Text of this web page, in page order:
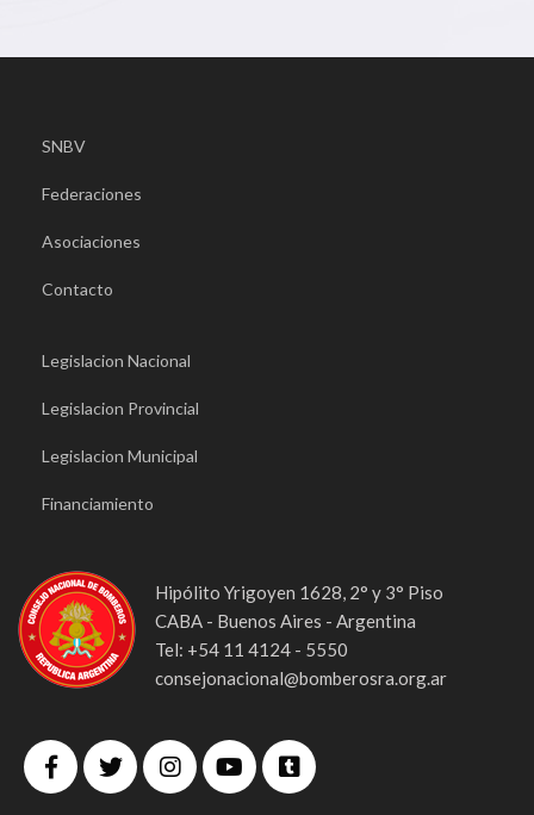
SNBV
Federaciones
Asociaciones
Contacto
Legislacion Nacional
Legislacion Provincial
Legislacion Municipal
Financiamiento
Hipólito Yrigoyen 1628, 2° y 3° Piso
CABA - Buenos Aires - Argentina
Tel: +54 11 4124 - 5550
consejonacional@bomberosra.org.ar